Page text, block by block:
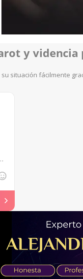
y videncia
situación fácilmente